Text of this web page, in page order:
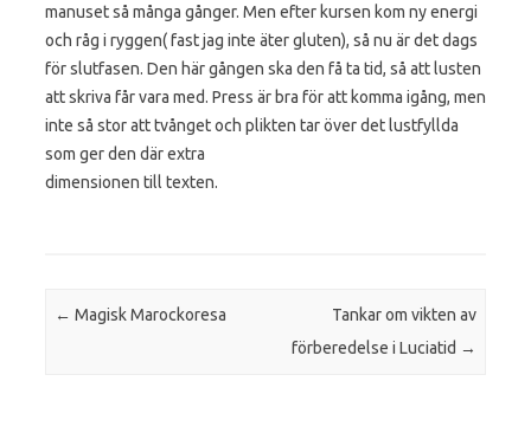
manuset så många gånger. Men efter kursen kom ny energi
och råg i ryggen( fast jag inte äter gluten), så nu är det dags
för slutfasen. Den här gången ska den få ta tid, så att lusten
att skriva får vara med. Press är bra för att komma igång, men
inte så stor att tvånget och plikten tar över det lustfyllda
som ger den där extra
dimensionen till texten.
Post navigation
← Magisk Marockoresa
Tankar om vikten av
förberedelse i Luciatid →